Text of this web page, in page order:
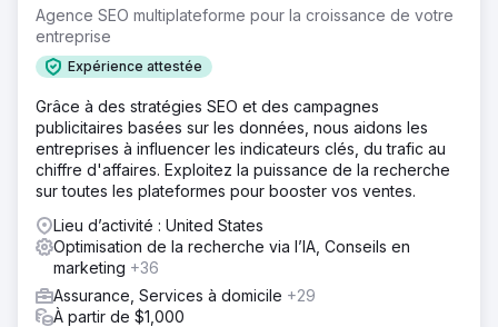
Agence SEO multiplateforme pour la croissance de votre
entreprise
Expérience attestée
Grâce à des stratégies SEO et des campagnes
publicitaires basées sur les données, nous aidons les
entreprises à influencer les indicateurs clés, du trafic au
chiffre d'affaires. Exploitez la puissance de la recherche
sur toutes les plateformes pour booster vos ventes.
Lieu d’activité : United States
Optimisation de la recherche via l’IA, Conseils en
marketing +36
Assurance, Services à domicile +29
À partir de $1,000